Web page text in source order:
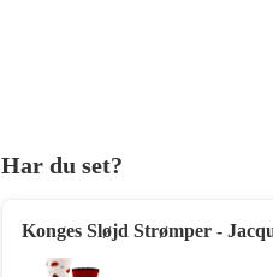
Har du set?
Konges Sløjd Strømper -